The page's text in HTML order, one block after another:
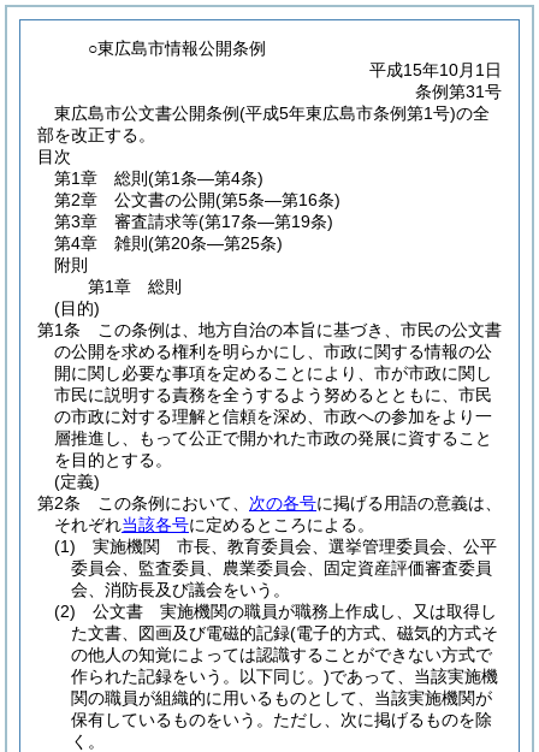
○東広島市情報公開条例
平成15年10月1日
条例第31号
東広島市公文書公開条例(平成5年東広島市条例第1号)の全
部を改正する。
目次
第1章
総則 (第1条―第4条)
第2章
公文書の公開(第5条―第16条)
第3章
審査請求等(第17条―第19条)
第4章
雑則 (第20条―第25条)
附則
第1章
総則
(目的)
第1条
この条例は、地方自治の本旨に基づき、市民の公文書
の公開を求める権利を明らかにし、市政に関する情報の公
開に関し必要な事項を定めることにより、市が市政に関し
市民に説明する責務を全うするよう努めるとともに、市民
の市政に対する理解と信頼を深め、市政への参加をより一
層推進し、もって公正で開かれた市政の発展に資すること
を目的とする。
(定義)
第2条
この条例において、 次の各号に掲げる用語の意義は、
それぞれ当該各号に定めるところによる。
(1)
実施機関 市長、教育委員会、選挙管理委員会、公平
委員会、監査委員、農業委員会、固定資産評価審査委員
会、消防長及び議会をいう。
(2)
公文書 実施機関の職員が職務上作成し、又は取得し
た文書、図画及び電磁的記録(電子的方式、磁気的方式そ
の他人の知覚によっては認識することができない方式で
作られた記録をいう。以下同じ。)であって、当該実施機
関の職員が組織的に用いるものとして、当該実施機関が
保有しているものをいう。 ただし、次に掲げるものを除
く。